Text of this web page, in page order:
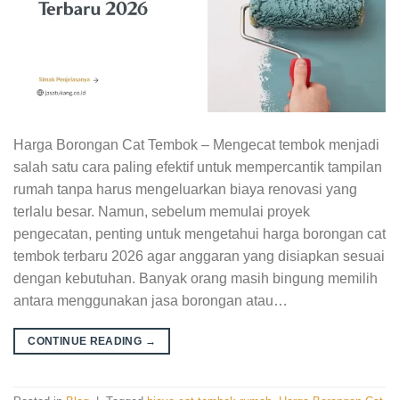
Harga Borongan Cat Tembok – Mengecat tembok menjadi
salah satu cara paling efektif untuk mempercantik tampilan
rumah tanpa harus mengeluarkan biaya renovasi yang
terlalu besar. Namun, sebelum memulai proyek
pengecatan, penting untuk mengetahui harga borongan cat
tembok terbaru 2026 agar anggaran yang disiapkan sesuai
dengan kebutuhan. Banyak orang masih bingung memilih
antara menggunakan jasa borongan atau…
CONTINUE READING →